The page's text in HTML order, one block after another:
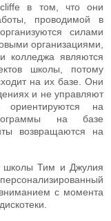
в том, что они
проводимой в
силами
организациями,
колледжа являются
школы, потому
на их базе. Они
и не управляют
на
на базе
возвращаются на
школы Тим и Джулия
с момента